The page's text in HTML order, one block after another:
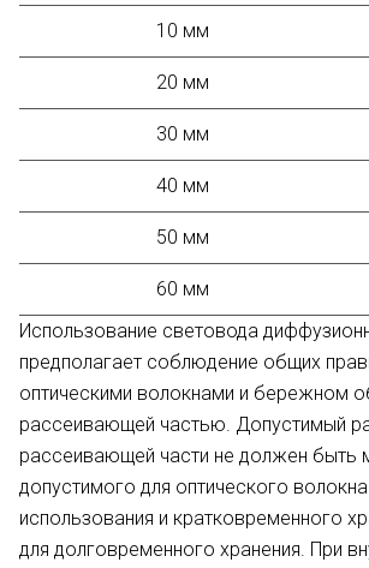
10 мм
20 мм
30 мм
40 мм
50 мм
60 мм
Использование световода
предполагает соблюдение общих
оптическими волокнами и бережном
рассеивающей частью. Допустимый
рассеивающей части не должен быть
допустимого для оптического
использования и кратковременного
для долговременного хранения. При